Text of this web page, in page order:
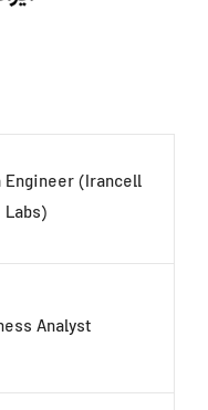
Engineer (Irancell
Labs)
Analyst